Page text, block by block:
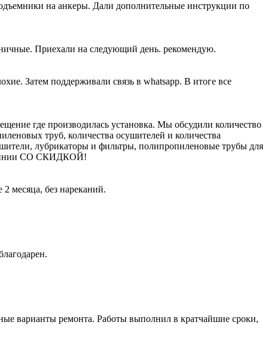
на анкеры. Дали дополнительные инструкции по
Приехали на следующий день. рекомендую.
Затем поддерживали связь в whatsapp. В итоге все
где производилась установка. Мы обсудили количество
труб, количества осушителей и количества
лубрикаторы и фильтры, полипропиленовые трубы для
СО СКИДКОЙ!
месяца, без нареканий.
варианты ремонта. Работы выполнил в кратчайшие сроки,